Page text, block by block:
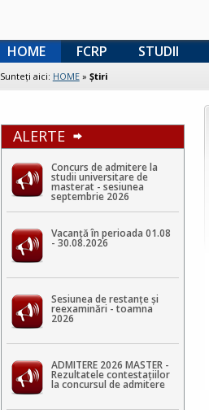
HOME FCRP STUDII
Sunteţi aici: HOME» Ştiri
ALERTE
Concurs de admitere la
studii universitare de
masterat - sesiunea
septembrie 2026
Vacanță în perioada 01.08
- 30.08.2026
Sesiunea de restanțe și
reexaminări - toamna
2026
ADMITERE 2026 MASTER -
Rezultatele contestaţiilor
la concursul de admitere